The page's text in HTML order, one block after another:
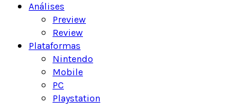
Análises
Preview
Review
Plataformas
Nintendo
Mobile
PC
Playstation